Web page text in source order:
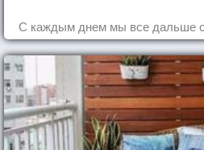
С каждым днем мы все дальше